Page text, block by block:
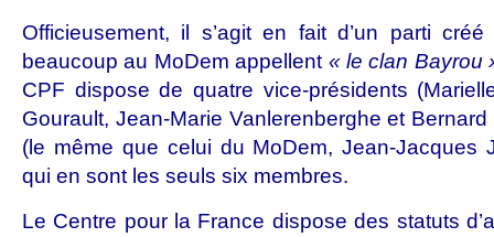
Officieusement, il s’agit en fait d’un parti
beaucoup au MoDem appellent « le clan Bayrou
CPF dispose de quatre vice-présidents
Gourault, Jean-Marie Vanlerenberghe et Bernard
(le même que celui du MoDem, Jean-Jacques
qui en sont les seuls six membres.
Le Centre pour la France dispose des statuts